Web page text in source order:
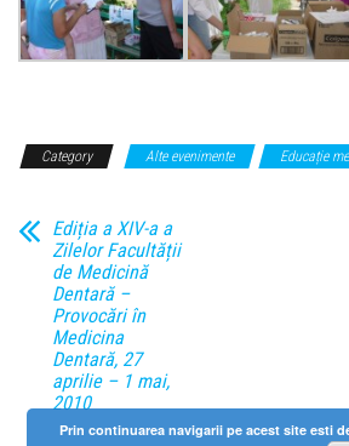
Category Alte evenimente Educație
Ediția a XIV-a a
Zilelor Facultății
de Medicină
Dentară –
Provocări în
Medicina
Dentară, 27
aprilie – 1 mai,
2010
Prin continuarea navigarii pe acest site esti